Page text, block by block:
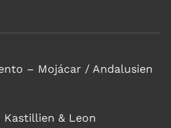
– Mojácar / Andalusien
Kastillien & Leon